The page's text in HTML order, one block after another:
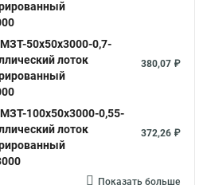
50х50х3000-0,7-
лоток
380,07 ₽
100х50х3000-0,55-
лоток
372,26 ₽
Показать больше